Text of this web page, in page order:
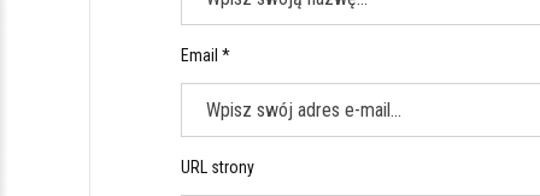
Email *
URL strony